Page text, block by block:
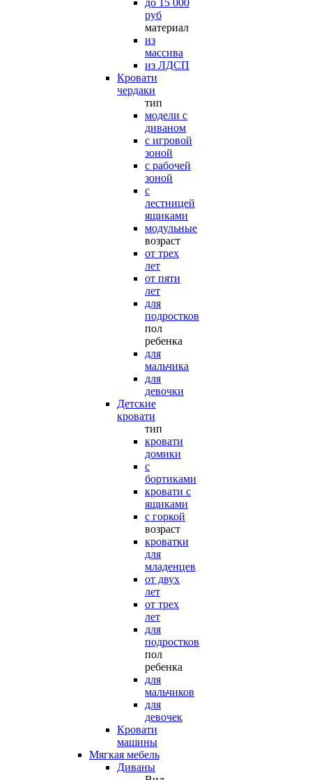
до 15 000
руб
материал
из
массива
из ЛДСП
Кровати
чердаки
тип
модели с
диваном
с игровой
зоной
с рабочей
зоной
с
лестницей
ящиками
модульные
возраст
от трех
лет
от пяти
лет
для
подростков
пол
ребенка
для
мальчика
для
девочки
Детские
кровати
тип
кровати
домики
с
бортиками
кровати с
ящиками
с горкой
возраст
кроватки
для
младенцев
от двух
лет
от трех
лет
для
подростков
пол
ребенка
для
мальчиков
для
девочек
Кровати
машины
Мягкая мебель
Диваны